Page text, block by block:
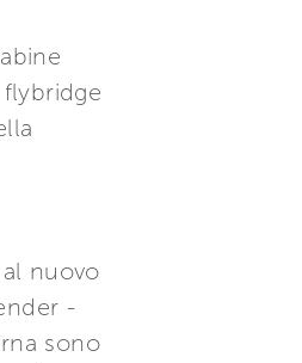
nuovo
-
sono